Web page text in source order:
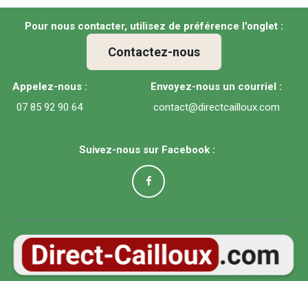
Pour nous contacter, utilisez de préférence l'onglet :
Contactez-nous
Appelez-nous :
07 85 92 90 64
Envoyez-nous un courriel :
contact@directcailloux.com
Suivez-nous sur Facebook :